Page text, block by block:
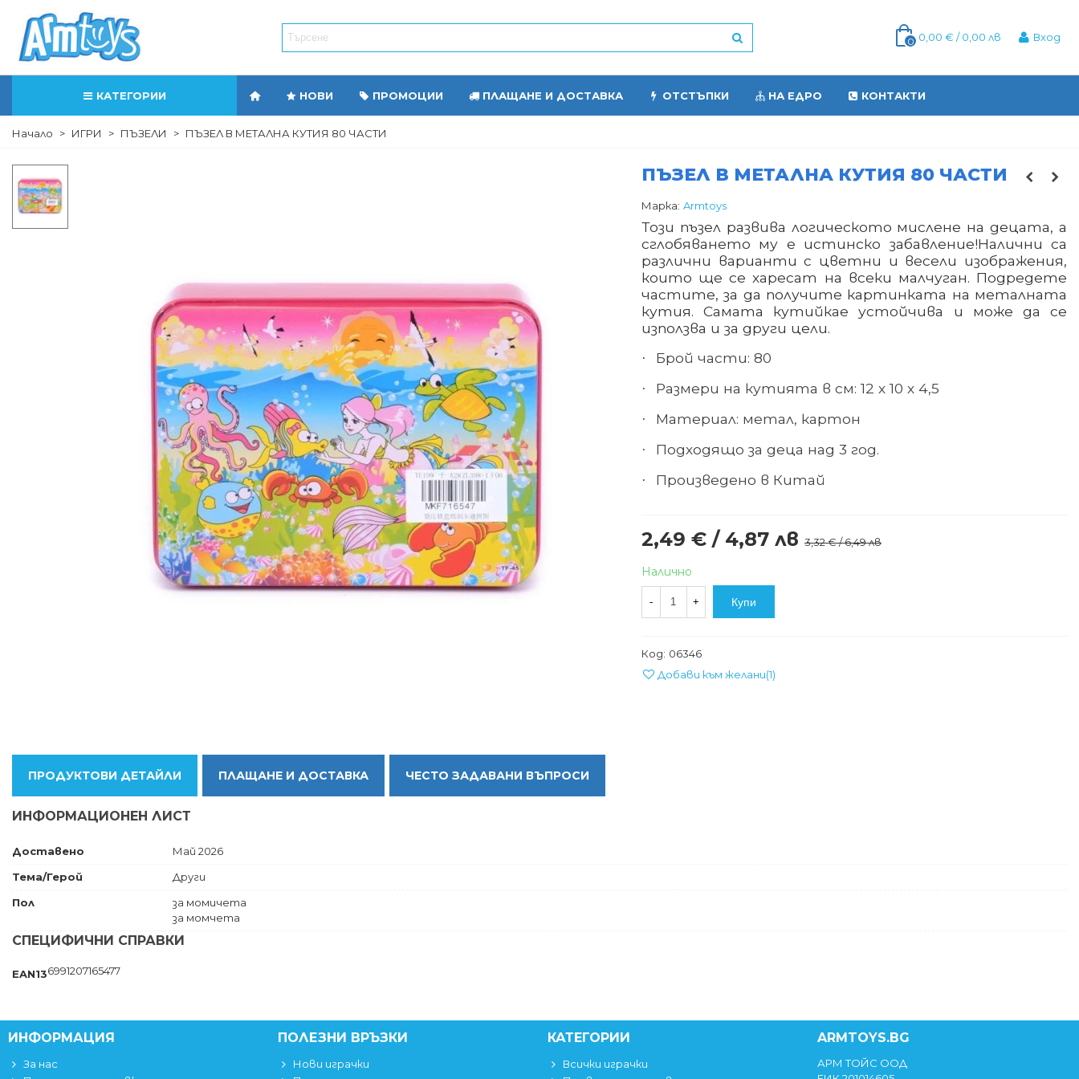
0 0,00 € / 0,00 лв Вход
КАТЕГОРИИ НОВИ ПРОМОЦИИ ПЛАЩАНЕ И ДОСТАВКА ОТСТЪПКИ НА ЕДРО КОНТАКТИ
Начало > ИГРИ > ПЪЗЕЛИ > ПЪЗЕЛ В МЕТАЛНА КУТИЯ 80 ЧАСТИ
ПЪЗЕЛ В МЕТАЛНА КУТИЯ 80 ЧАСТИ
Марка: Armtoys
Този пъзел развива логическото мислене на децата, а
сглобяването му е истинско забавление!Налични са
различни варианти с цветни и весели изображения,
които ще се харесат на всеки малчуган. Подредете
частите, за да получите картинката на металната
кутия. Самата кутийкае устойчива и може да се
използва и за други цели.
· Брой части: 80
· Размери на кутията в см: 12 х 10 х 4,5
· Материал: метал, картон
· Подходящо за деца над 3 год.
· Произведено в Китай
2,49 € / 4,87 лв 3,32 € / 6,49 лв
Налично
- + Купи
Код: 06346
Добави към желани(1)
ПРОДУКТОВИ ДЕТАЙЛИ ПЛАЩАНЕ И ДОСТАВКА ЧЕСТО ЗАДАВАНИ ВЪПРОСИ
ИНФОРМАЦИОНЕН ЛИСТ
Доставено
Май 2026
Тема/Герой
Други
Пол
за момичета
за момчета
СПЕЦИФИЧНИ СПРАВКИ
EAN136991207165477
ИНФОРМАЦИЯ
За нас
ПОЛЕЗНИ ВРЪЗКИ
Нови играчки
КАТЕГОРИИ
Всички играчки
ARMTOYS.BG
АРМ ТОЙС ООД